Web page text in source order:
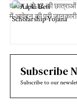
क्लास 1 से 12 की छात्राओं
में आवेदन की पूरी जानकारी
Subscribe
Subscribe to our